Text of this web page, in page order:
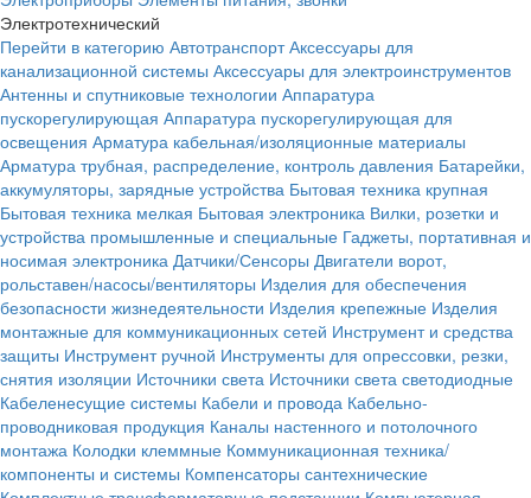
Электротехнический
Перейти в категорию Автотранспорт Аксессуары для
канализационной системы Аксессуары для электроинструментов
Антенны и спутниковые технологии Аппаратура
пускорегулирующая Аппаратура пускорегулирующая для
освещения Арматура кабельная/изоляционные материалы
Арматура трубная, распределение, контроль давления Батарейки,
аккумуляторы, зарядные устройства Бытовая техника крупная
Бытовая техника мелкая Бытовая электроника Вилки, розетки и
устройства промышленные и специальные Гаджеты, портативная и
носимая электроника Датчики/Сенсоры Двигатели ворот,
рольставен/насосы/вентиляторы Изделия для обеспечения
безопасности жизнедеятельности Изделия крепежные Изделия
монтажные для коммуникационных сетей Инструмент и средства
защиты Инструмент ручной Инструменты для опрессовки, резки,
снятия изоляции Источники света Источники света светодиодные
Кабеленесущие системы Кабели и провода Кабельно-
проводниковая продукция Каналы настенного и потолочного
монтажа Колодки клеммные Коммуникационная техника/
компоненты и системы Компенсаторы сантехнические